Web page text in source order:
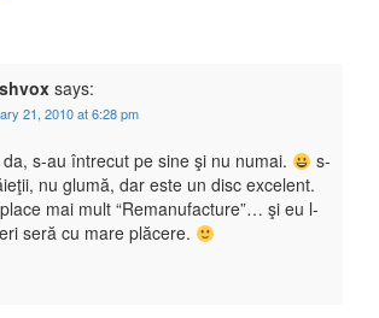
says:
21, 2010 at 6:28 pm
s-au întrecut pe sine şi nu numai.
s-
nu glumă, dar este un disc excelent.
mai mult “Remanufacture”… şi eu l-
seră cu mare plăcere.